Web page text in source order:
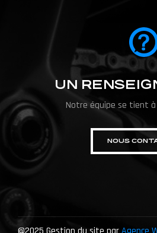
UN
Notre équipe se tient
NOUS